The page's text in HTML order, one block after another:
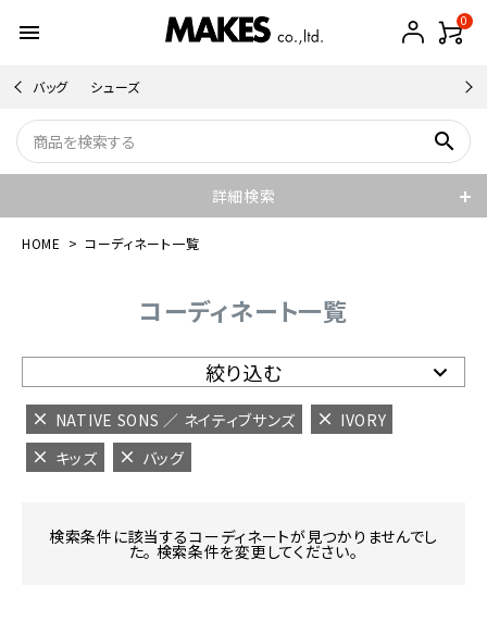
menu 0
バッグ シューズ
search
詳細検索
HOME コーディネート一覧
コーディネート一覧
絞り込む
NATIVE SONS ／ ネイティブサンズ
IVORY
キッズ
バッグ
検索条件に該当するコーディネートが見つかりませんでし
た。 検索条件を変更してください。